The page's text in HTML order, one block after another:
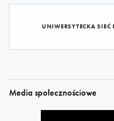
UNIWERSYTECKA
Media społecznościowe